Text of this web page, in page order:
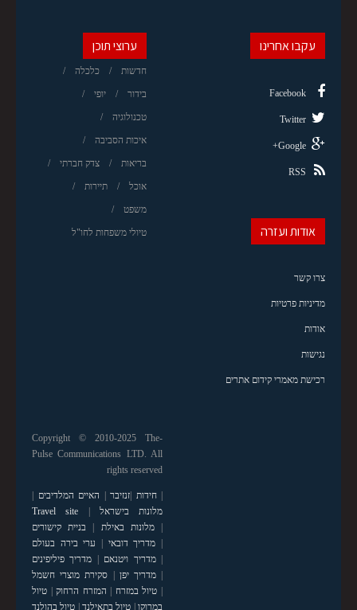
ערוצי תוכן
חדשות כלכלה
בידור יופי
טכנולוגיה
איכות הסביבה
בריאות צדק חברתי
אוכל תיירות
משפט
טיולי משפחות לחו"ל
עקבו אחרינו
Facebook
Twitter
Google+
RSS
אודות ועזרה
צרו קשר
מדיניות פרטיות
אודות
נגישות
רכישת מאמרי קידום אתרים
Copyright © 2010-2025 The-
Pulse Communications LTD. All
rights reserved
|חידות זנזיבר האיים המלדיבים
מלונות בישראל
Travel site
|מלונות באילת
בניית קישורים
מדריך דובאי
ערי בירה בעולם
|מדריך ויטנאם
מדריך פיליפינים
|מדריך יפן
סקירת מוצרי חשמל
טיול במזרח המזרח הרחוק| טיול
במרוקו| טיול בתאילנד| טיול בהולנד